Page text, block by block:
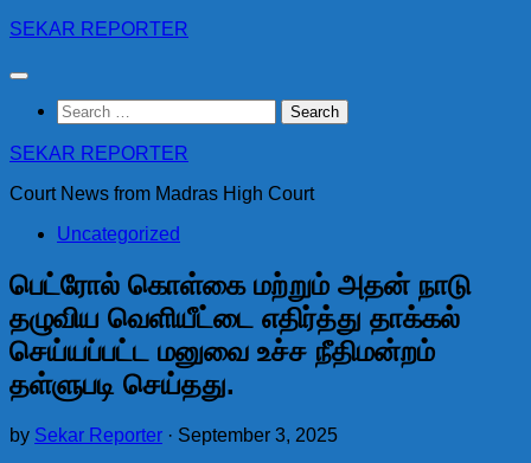
Skip
content
SEKAR REPORTER
Search
for:
SEKAR REPORTER
Court News from Madras High Court
Uncategorized
பெட்ரோல் கொள்கை மற்றும் அதன் நாடு
தழுவிய வெளியீட்டை எதிர்த்து தாக்கல்
செய்யப்பட்ட மனுவை உச்ச நீதிமன்றம்
தள்ளுபடி செய்தது.
by Sekar Reporter · September 3, 2025